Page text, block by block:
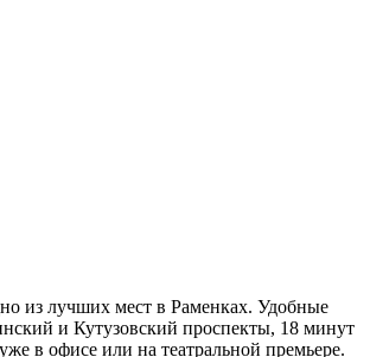
из лучших мест в Раменках. Удобные
и Кутузовский проспекты, 18 минут
в офисе или на театральной премьере.